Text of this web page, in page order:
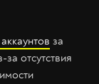
за
отсутствия